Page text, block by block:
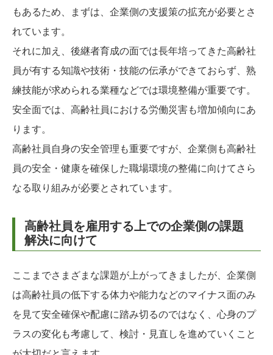
もあるため、まずは、企業側の支援策の拡充が必要とさ
れています。
それに加え、後継者育成の面では長年培ってきた高齢社
員が有する知識や技術・技能の伝承ができておらず、熟
練技能が求められる業種などでは環境整備が重要です。
安全面では、高齢社員における労働災害も増加傾向にあ
ります。
高齢社員自身の安全管理も重要ですが、企業側も高齢社
員の安全・健康を確保した職場環境の整備に向けてさら
なる取り組みが必要とされています。
高齢社員を雇用する上での企業側の課題
解決に向けて
ここまでさまざまな課題が上がってきましたが、企業側
は高齢社員の低下する体力や能力などのマイナス面のみ
を見て安全確保や配慮に踏み切るのではなく、心身のプ
ラスの変化も考慮して、検討・見直しを進めていくこと